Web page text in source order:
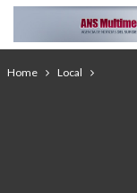
Home Local